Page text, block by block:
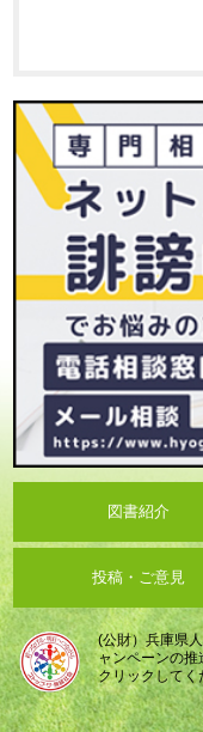
図書紹介
投稿・ご意見
(公財）兵庫県
ャンペーンの
クリックしてく